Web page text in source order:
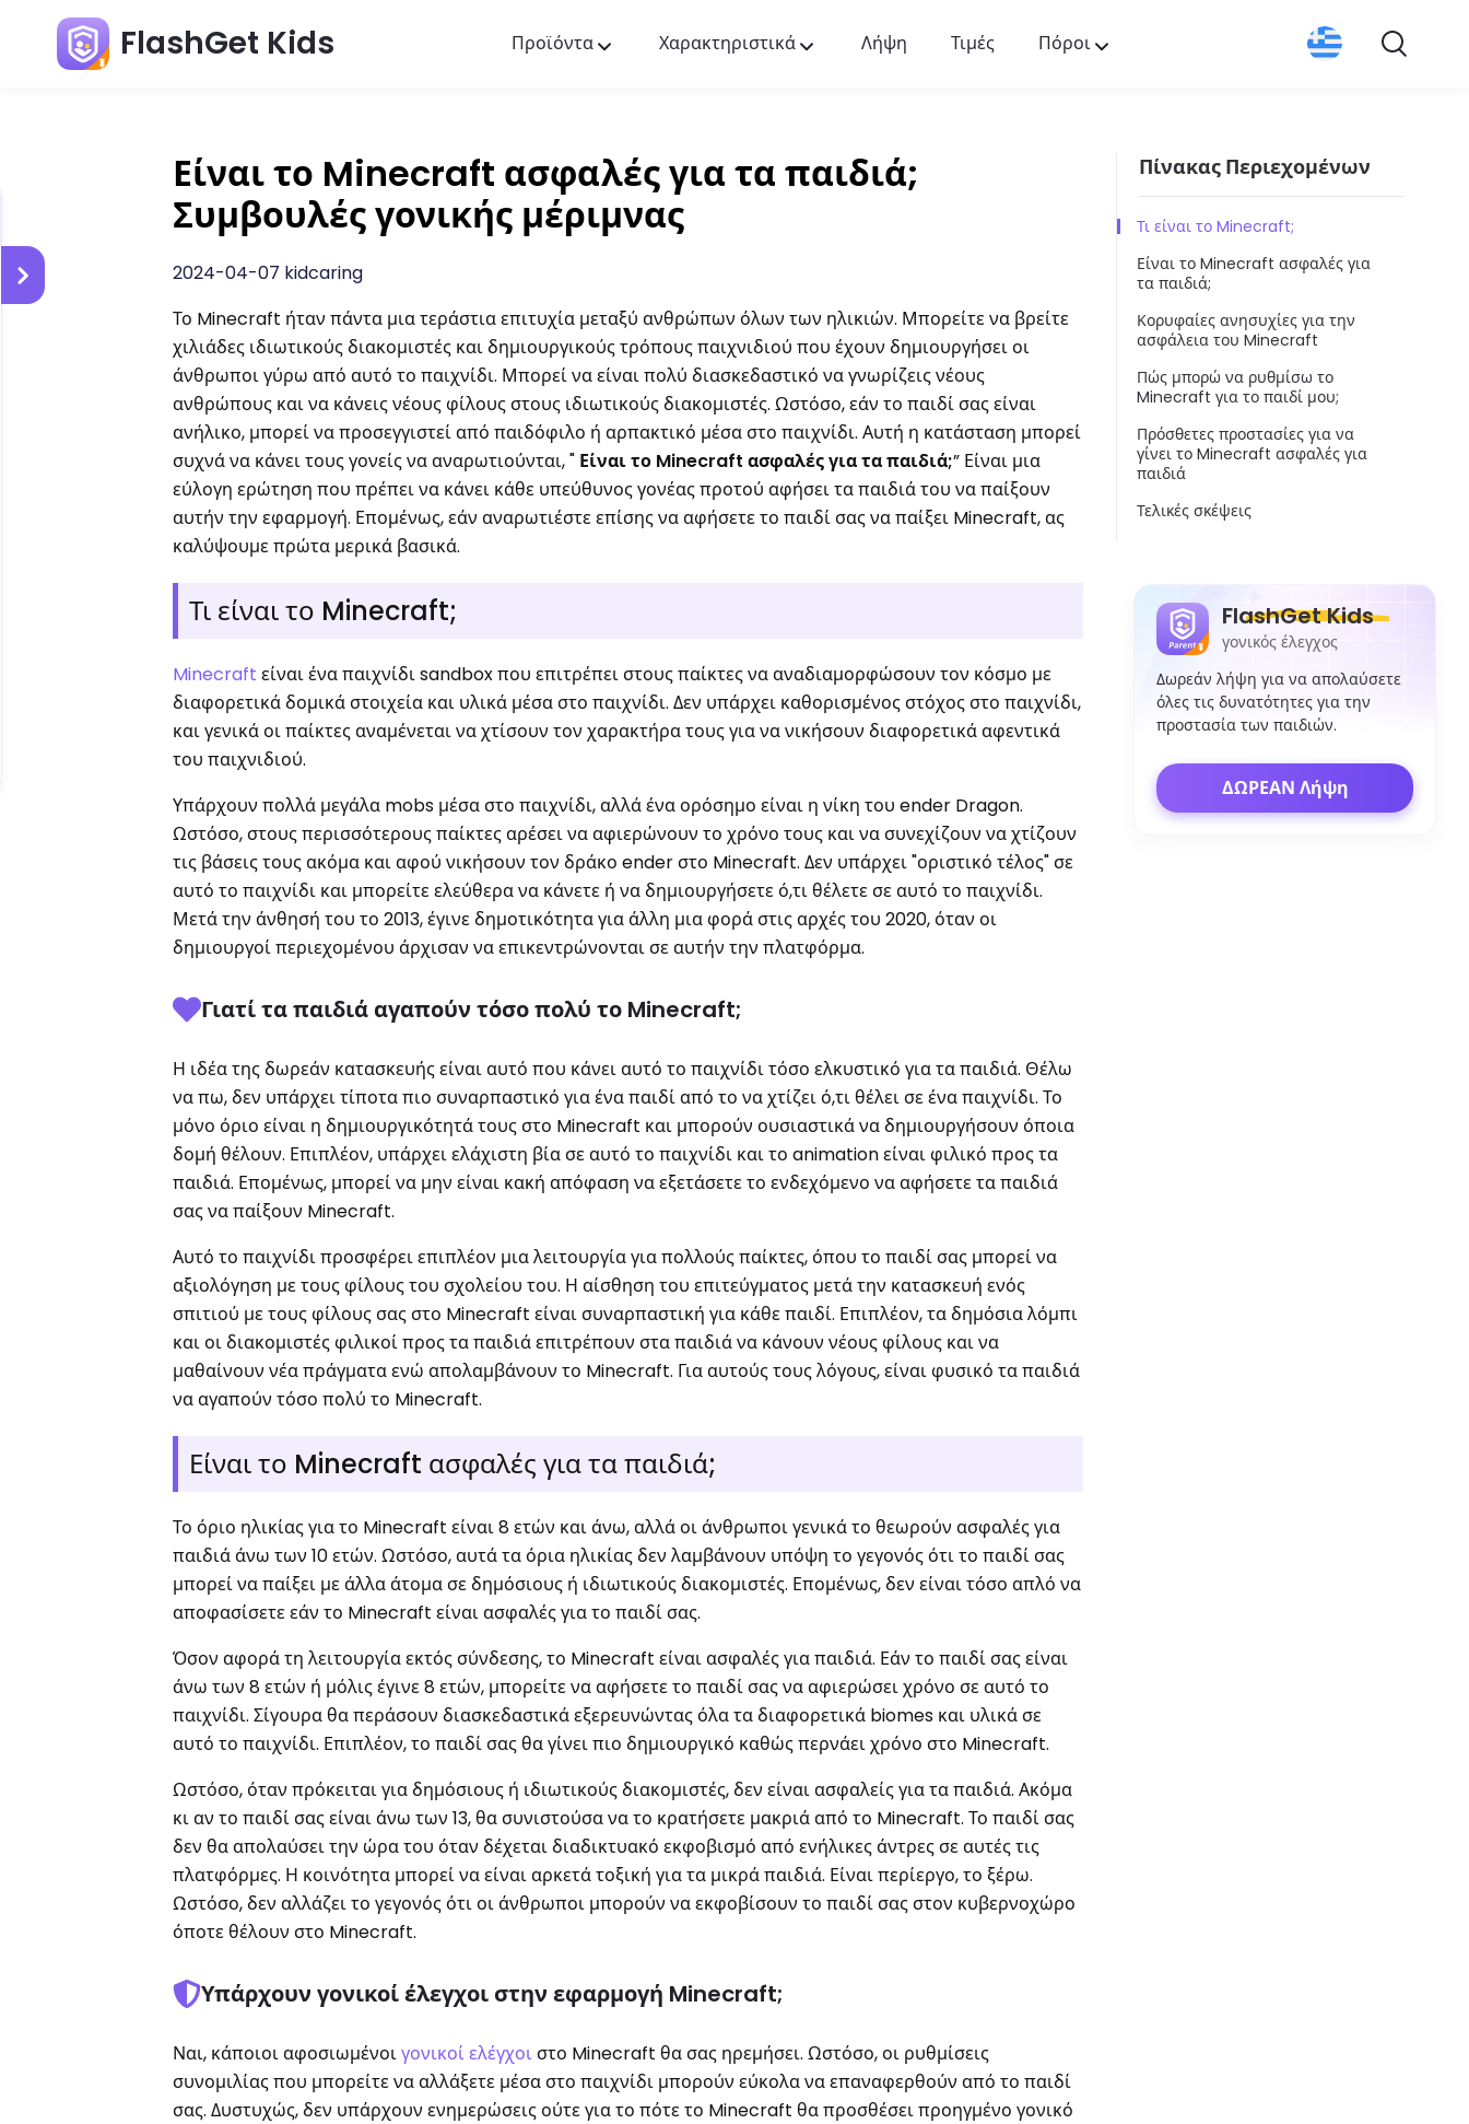
FlashGet Kids Προϊόντα
FlashGet Finder
Η αντικλεπτική ασφάλεια του τηλεφώνου σας,
δική μας ευθύνη.
Χαρακτηριστικά Λήψη Τιμές Πόροι
Είναι το Minecraft ασφαλές για τα παιδιά;
Συμβουλές γονικής μέριμνας
2024-04-07 kidcaring
Το Minecraft ήταν πάντα μια τεράστια επιτυχία μεταξύ ανθρώπων όλων των ηλικιών. Μπορείτε να βρείτε
χιλιάδες ιδιωτικούς διακομιστές και δημιουργικούς τρόπους παιχνιδιού που έχουν δημιουργήσει οι
άνθρωποι γύρω από αυτό το παιχνίδι. Μπορεί να είναι πολύ διασκεδαστικό να γνωρίζεις νέους
ανθρώπους και να κάνεις νέους φίλους στους ιδιωτικούς διακομιστές. Ωστόσο, εάν το παιδί σας είναι
ανήλικο, μπορεί να προσεγγιστεί από παιδόφιλο ή αρπακτικό μέσα στο παιχνίδι. Αυτή η κατάσταση μπορεί
συχνά να κάνει τους γονείς να αναρωτιούνται, " Είναι το Minecraft ασφαλές για τα παιδιά;” Είναι μια
εύλογη ερώτηση που πρέπει να κάνει κάθε υπεύθυνος γονέας προτού αφήσει τα παιδιά του να παίξουν
αυτήν την εφαρμογή. Επομένως, εάν αναρωτιέστε επίσης να αφήσετε το παιδί σας να παίξει Minecraft, ας
καλύψουμε πρώτα μερικά βασικά.
Τι είναι το Minecraft;
Minecraft είναι ένα παιχνίδι sandbox που επιτρέπει στους παίκτες να αναδιαμορφώσουν τον κόσμο με
διαφορετικά δομικά στοιχεία και υλικά μέσα στο παιχνίδι. Δεν υπάρχει καθορισμένος στόχος στο παιχνίδι,
και γενικά οι παίκτες αναμένεται να χτίσουν τον χαρακτήρα τους για να νικήσουν διαφορετικά αφεντικά
του παιχνιδιού.
Υπάρχουν πολλά μεγάλα mobs μέσα στο παιχνίδι, αλλά ένα ορόσημο είναι η νίκη του ender Dragon.
Ωστόσο, στους περισσότερους παίκτες αρέσει να αφιερώνουν το χρόνο τους και να συνεχίζουν να χτίζουν
τις βάσεις τους ακόμα και αφού νικήσουν τον δράκο ender στο Minecraft. Δεν υπάρχει "οριστικό τέλος" σε
αυτό το παιχνίδι και μπορείτε ελεύθερα να κάνετε ή να δημιουργήσετε ό,τι θέλετε σε αυτό το παιχνίδι.
Μετά την άνθησή του το 2013, έγινε δημοτικότητα για άλλη μια φορά στις αρχές του 2020, όταν οι
δημιουργοί περιεχομένου άρχισαν να επικεντρώνονται σε αυτήν την πλατφόρμα.
Γιατί τα παιδιά αγαπούν τόσο πολύ το Minecraft;
Η ιδέα της δωρεάν κατασκευής είναι αυτό που κάνει αυτό το παιχνίδι τόσο ελκυστικό για τα παιδιά. Θέλω
να πω, δεν υπάρχει τίποτα πιο συναρπαστικό για ένα παιδί από το να χτίζει ό,τι θέλει σε ένα παιχνίδι. Το
μόνο όριο είναι η δημιουργικότητά τους στο Minecraft και μπορούν ουσιαστικά να δημιουργήσουν όποια
δομή θέλουν. Επιπλέον, υπάρχει ελάχιστη βία σε αυτό το παιχνίδι και το animation είναι φιλικό προς τα
παιδιά. Επομένως, μπορεί να μην είναι κακή απόφαση να εξετάσετε το ενδεχόμενο να αφήσετε τα παιδιά
σας να παίξουν Minecraft.
Αυτό το παιχνίδι προσφέρει επιπλέον μια λειτουργία για πολλούς παίκτες, όπου το παιδί σας μπορεί να
αξιολόγηση με τους φίλους του σχολείου του. Η αίσθηση του επιτεύγματος μετά την κατασκευή ενός
σπιτιού με τους φίλους σας στο Minecraft είναι συναρπαστική για κάθε παιδί. Επιπλέον, τα δημόσια λόμπι
και οι διακομιστές φιλικοί προς τα παιδιά επιτρέπουν στα παιδιά να κάνουν νέους φίλους και να
μαθαίνουν νέα πράγματα ενώ απολαμβάνουν το Minecraft. Για αυτούς τους λόγους, είναι φυσικό τα παιδιά
να αγαπούν τόσο πολύ το Minecraft.
Είναι το Minecraft ασφαλές για τα παιδιά;
Το όριο ηλικίας για το Minecraft είναι 8 ετών και άνω, αλλά οι άνθρωποι γενικά το θεωρούν ασφαλές για
παιδιά άνω των 10 ετών. Ωστόσο, αυτά τα όρια ηλικίας δεν λαμβάνουν υπόψη το γεγονός ότι το παιδί σας
μπορεί να παίξει με άλλα άτομα σε δημόσιους ή ιδιωτικούς διακομιστές. Επομένως, δεν είναι τόσο απλό να
αποφασίσετε εάν το Minecraft είναι ασφαλές για το παιδί σας.
Όσον αφορά τη λειτουργία εκτός σύνδεσης, το Minecraft είναι ασφαλές για παιδιά. Εάν το παιδί σας είναι
άνω των 8 ετών ή μόλις έγινε 8 ετών, μπορείτε να αφήσετε το παιδί σας να αφιερώσει χρόνο σε αυτό το
παιχνίδι. Σίγουρα θα περάσουν διασκεδαστικά εξερευνώντας όλα τα διαφορετικά biomes και υλικά σε
αυτό το παιχνίδι. Επιπλέον, το παιδί σας θα γίνει πιο δημιουργικό καθώς περνάει χρόνο στο Minecraft.
Ωστόσο, όταν πρόκειται για δημόσιους ή ιδιωτικούς διακομιστές, δεν είναι ασφαλείς για τα παιδιά. Ακόμα
κι αν το παιδί σας είναι άνω των 13, θα συνιστούσα να το κρατήσετε μακριά από το Minecraft. Το παιδί σας
δεν θα απολαύσει την ώρα του όταν δέχεται διαδικτυακό εκφοβισμό από ενήλικες άντρες σε αυτές τις
πλατφόρμες. Η κοινότητα μπορεί να είναι αρκετά τοξική για τα μικρά παιδιά. Είναι περίεργο, το ξέρω.
Ωστόσο, δεν αλλάζει το γεγονός ότι οι άνθρωποι μπορούν να εκφοβίσουν το παιδί σας στον κυβερνοχώρο
όποτε θέλουν στο Minecraft.
Υπάρχουν γονικοί έλεγχοι στην εφαρμογή Minecraft;
Ναι, κάποιοι αφοσιωμένοιγονικοί ελέγχοιστο Minecraft θα σας ηρεμήσει. Ωστόσο, οι ρυθμίσεις
συνομιλίας που μπορείτε να αλλάξετε μέσα στο παιχνίδι μπορούν εύκολα να επαναφερθούν από το παιδί
σας. Δυστυχώς, δεν υπάρχουν ενημερώσεις ούτε για το πότε το Minecraft θα προσθέσει προηγμένο γονικό
Πίνακας Περιεχομένων
Τι είναι το Minecraft;
Είναι το Minecraft ασφαλές για
τα παιδιά;
Κορυφαίες ανησυχίες για την
ασφάλεια του Minecraft
Πώς μπορώ να ρυθμίσω το
Minecraft για το παιδί μου;
Πρόσθετες προστασίες για να
γίνει το Minecraft ασφαλές για
παιδιά
Τελικές σκέψεις
FlashGet Kids
γονικός έλεγχος
Δωρεάν λήψη για να απολαύσετε
όλες τις δυνατότητες για την
προστασία των παιδιών.
ΔΩΡΕΑΝ Λήψη